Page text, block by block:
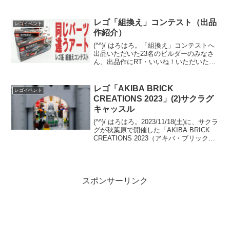
スの画像が...
レゴイベント
レゴ「組換え」コンテスト（出品
作紹介）
(^^)/ はろはろ。「組換え」コンテストへ
出品いただいた23名のビルダーのみなさ
ん、出品作にRT・いいね！いただいたみ
ます。（敬称略）各画像をクリックいた
だくと、最大...
レゴイベント
レゴ「AKIBA BRICK
CREATIONS 2023」(2)サクラグ
キャッスル
(^^)/ はろはろ。2023/11/18(土)に、サクラ
グが秋葉原で開催した「AKIBA BRICK
CREATIONS 2023（アキバ・ブリック・
スポンサーリンク